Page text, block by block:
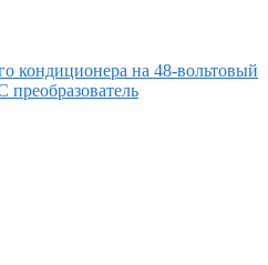
кондиционера на 48-вольтовый
преобразователь